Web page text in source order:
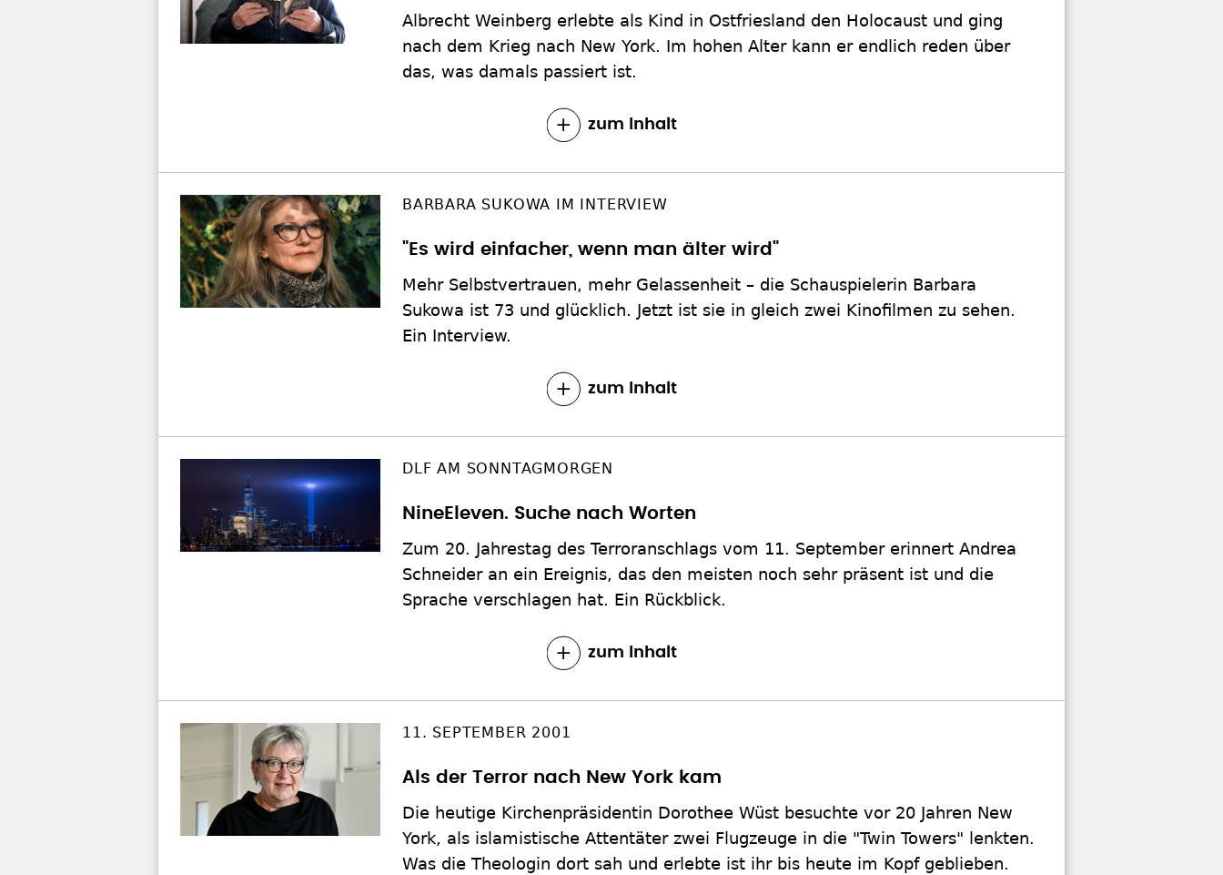
Albrecht Weinberg erlebte als Kind in Ostfriesland den Holocaust und ging
nach dem Krieg nach New York. Im hohen Alter kann er endlich reden über
das, was damals passiert ist.
zum Inhalt
BARBARA SUKOWA IM INTERVIEW
"Es wird einfacher, wenn man älter wird"
Mehr Selbstvertrauen, mehr Gelassenheit – die Schauspielerin Barbara
Sukowa ist 73 und glücklich. Jetzt ist sie in gleich zwei Kinofilmen zu sehen.
Ein Interview.
zum Inhalt
DLF AM SONNTAGMORGEN
NineEleven. Suche nach Worten
Zum 20. Jahrestag des Terroranschlags vom 11. September erinnert Andrea
Schneider an ein Ereignis, das den meisten noch sehr präsent ist und die
Sprache verschlagen hat. Ein Rückblick.
zum Inhalt
11. SEPTEMBER 2001
Als der Terror nach New York kam
Die heutige Kirchenpräsidentin Dorothee Wüst besuchte vor 20 Jahren New
York, als islamistische Attentäter zwei Flugzeuge in die "Twin Towers" lenkten.
Was die Theologin dort sah und erlebte ist ihr bis heute im Kopf geblieben.